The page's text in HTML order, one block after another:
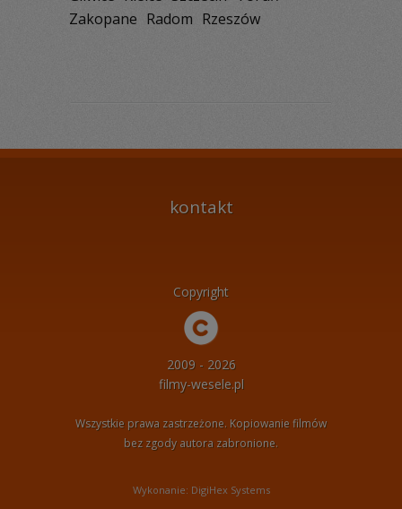
Zakopane Radom Rzeszów
kontakt
Copyright
2009 - 2026
filmy-wesele.pl
Wszystkie prawa zastrzeżone. Kopiowanie filmów
bez zgody autora zabronione.
Wykonanie: DigiHex Systems